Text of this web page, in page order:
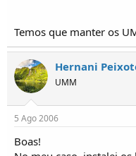
Temos que manter os
Hernani
UMM
5 Ago 2006
Boas!